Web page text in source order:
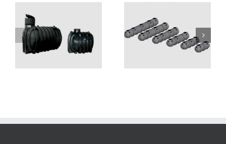
SERBATOI DI PRIMA
RACCOLTA MODULARI
SERBATOIO DI PRIMA
RACCOLTA – CHU